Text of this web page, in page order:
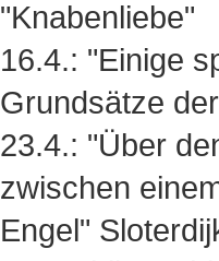
"Knabenliebe"
16.4.: "Einige
Grundsätze
23.4.: "Über
zwischen
Engel"